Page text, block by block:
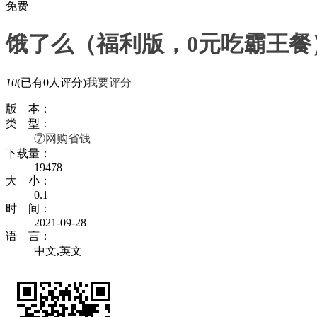
免费
饿了么（福利版，0元吃霸王餐
10(已有0人评分)我要评分
版 本：
类 型：
⑦网购省钱
下载量：
19478
大 小：
0.1
时 间：
2021-09-28
语 言：
中文,英文